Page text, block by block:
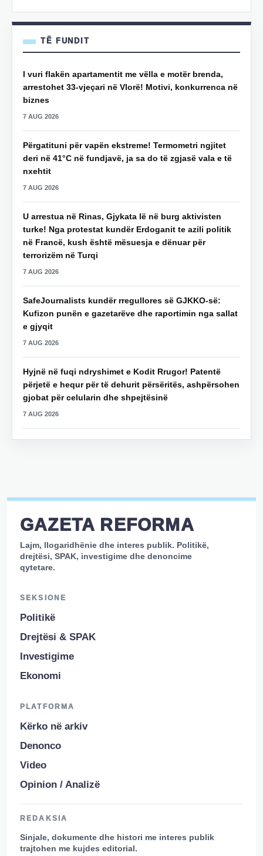
TË FUNDIT
I vuri flakën apartamentit me vëlla e motër brenda,
arrestohet 33-vjeçari në Vlorë! Motivi, konkurrenca në
biznes
7 AUG 2026
Përgatituni për vapën ekstreme! Termometri ngjitet
deri në 41°C në fundjavë, ja sa do të zgjasë vala e të
nxehtit
7 AUG 2026
U arrestua në Rinas, Gjykata lë në burg aktivisten
turke! Nga protestat kundër Erdoganit te azili politik
në Francë, kush është mësuesja e dënuar për
terrorizëm në Turqi
7 AUG 2026
SafeJournalists kundër rregullores së GJKKO-së:
Kufizon punën e gazetarëve dhe raportimin nga sallat
e gjyqit
7 AUG 2026
Hyjnë në fuqi ndryshimet e Kodit Rrugor! Patentë
përjetë e hequr për të dehurit përsëritës, ashpërsohen
gjobat për celularin dhe shpejtësinë
7 AUG 2026
GAZETA REFORMA
Lajm, llogaridhënie dhe interes publik. Politikë,
drejtësi, SPAK, investigime dhe denoncime
qytetare.
SEKSIONE
Politikë
Drejtësi & SPAK
Investigime
Ekonomi
PLATFORMA
Kërko në arkiv
Denonco
Video
Opinion / Analizë
REDAKSIA
Sinjale, dokumente dhe histori me interes publik
trajtohen me kujdes editorial.